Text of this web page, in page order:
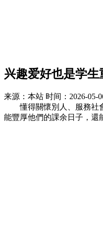
兴趣爱好也是学
来源：本站 时间：2026-05-
懂得關懷別人、服務社
能豐厚他們的課余日子，